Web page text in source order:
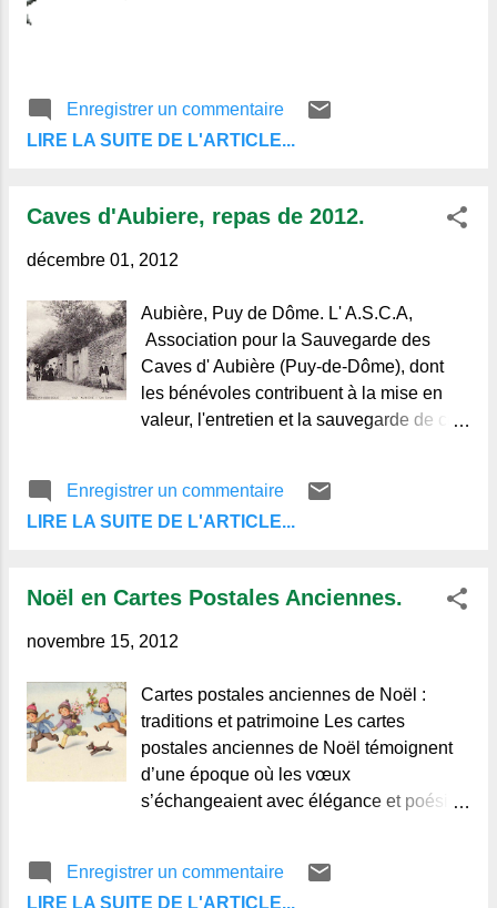
Enregistrer un commentaire
LIRE LA SUITE DE L'ARTICLE...
Caves d'Aubiere, repas de 2012.
décembre 01, 2012
Aubière, Puy de Dôme. L' A.S.C.A,
Association pour la Sauvegarde des
Caves d' Aubière (Puy-de-Dôme), dont
les bénévoles contribuent à la mise en
valeur, l'entretien et la sauvegarde de ce
ambiance, convivialité et qualité des
menus au programme, dans un endroit
Regards et Vie d'Auvergne. Le
blog de ceux qui aiment l'Auvergne et de
Enregistrer un commentaire
LIRE LA SUITE DE L'ARTICLE...
Noël en Cartes Postales Anciennes.
novembre 15, 2012
Cartes postales anciennes de Noël :
traditions et patrimoine Les cartes
postales anciennes de Noël témoignent
d’une époque où les vœux
s’échangeaient avec élégance et poésie.
elles reflètent les traditions festives et
Enregistrer un commentaire
LIRE LA SUITE DE L'ARTICLE...